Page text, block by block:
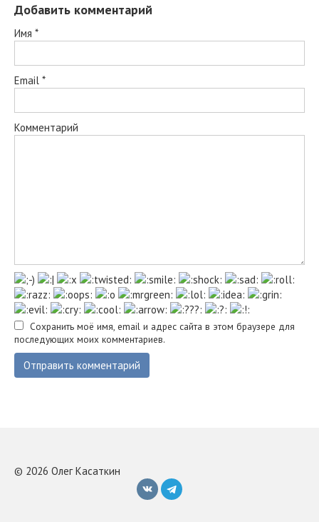
Добавить комментарий
Имя *
Email *
Комментарий
Сохранить моё имя, email и адрес сайта в этом браузере для
последующих моих комментариев.
© 2026 Олег Касаткин